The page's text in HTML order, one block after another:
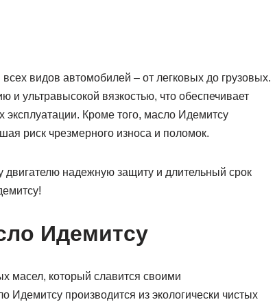
видов автомобилей – от легковых до грузовых.
и ультравысокой вязкостью, что обеспечивает
Кроме того, масло Идемитсу
риск чрезмерного износа и поломок.
надежную защиту и длительный срок
Идемитсу
масел, который славится своими
производится из экологически чистых